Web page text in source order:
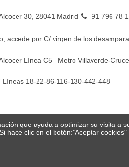
30, 28041 Madrid 91 796 78
accede por C/ virgen de los
Línea C5 | Metro Villaverde-
Líneas 18-22-86-116-130-442-448
que ayuda a optimizar su visita a
clic en el botón:"Aceptar